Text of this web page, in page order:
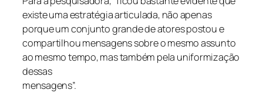
existe uma estratégia articulada, não apenas
porque um conjunto grande de atores postou e
compartilhou mensagens sobre o mesmo assunto
ao mesmo tempo, mas também pela uniformização
dessas
mensagens”.